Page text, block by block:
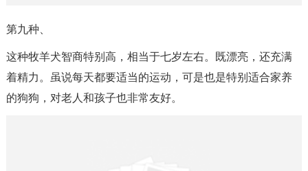
第九种、
这种牧羊犬智商特别高，相当于七岁左右。既漂亮，还充满
着精力。虽说每天都要适当的运动，可是也是特别适合家养
的狗狗，对老人和孩子也非常友好。